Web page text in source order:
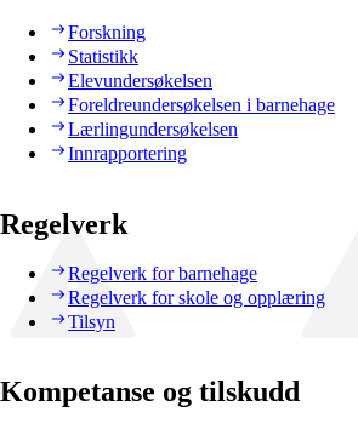
Forskning
Statistikk
Elevundersøkelsen
Foreldreundersøkelsen i barnehage
Lærlingundersøkelsen
Innrapportering
Regelverk
Regelverk for barnehage
Regelverk for skole og opplæring
Tilsyn
Kompetanse og tilskudd